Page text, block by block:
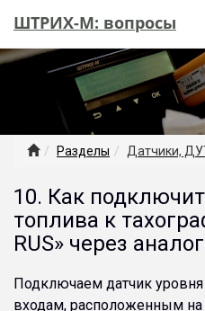
ШТРИХ-М: вопросы
Разделы Датчики,
10. Как
топлива к
RUS» через
Подключаем датчик
входам, расположенным